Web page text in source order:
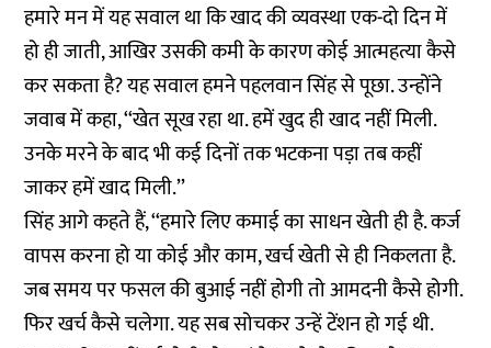
हमारे मन में यह सवाल था कि खाद की व्यवस्था एक-दो दिन में
हो ही जाती, आखिर उसकी कमी के कारण कोई आत्महत्या कैसे
कर सकता है? यह सवाल हमने पहलवान सिंह से पूछा. उन्होंने
जवाब में कहा, ‘‘खेत सूख रहा था. हमें खुद ही खाद नहीं मिली.
उनके मरने के बाद भी कई दिनों तक भटकना पड़ा तब कहीं
जाकर हमें खाद मिली.’’
सिंह आगे कहते हैं, ‘‘हमारे लिए कमाई का साधन खेती ही है. कर्ज
वापस करना हो या कोई और काम, खर्च खेती से ही निकलता है.
जब समय पर फसल की बुआई नहीं होगी तो आमदनी कैसे होगी.
फिर खर्च कैसे चलेगा. यह सब सोचकर उन्हें टेंशन हो गई थी.